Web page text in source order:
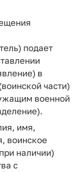
подает
в
части)
военной
имя,
воинское
наличии)
с